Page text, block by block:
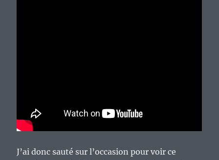
J’ai donc sauté sur l’occasion pour voir ce